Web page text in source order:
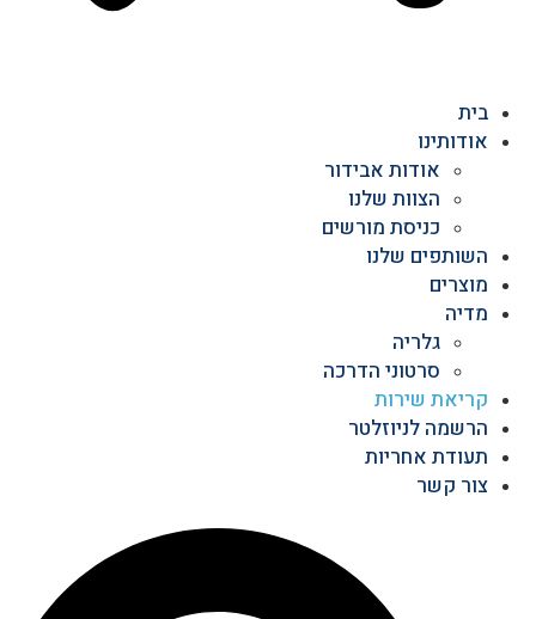
בית
אודותינו
אודות אבידור
הצוות שלנו
כניסת מורשים
השותפים שלנו
מוצרים
מדיה
גלריה
סרטוני הדרכה
קריאת שירות
הרשמה לניוזלטר
תעודת אחריות
צור קשר